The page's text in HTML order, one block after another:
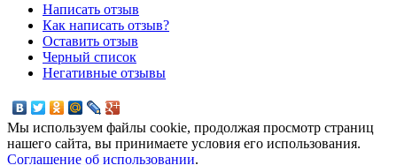
Написать отзыв
Как написать отзыв?
Оставить отзыв
Черный список
Негативные отзывы
Мы используем файлы cookie, продолжая просмотр страниц
нашего сайта, вы принимаете условия его использования.
Соглашение об использовании.